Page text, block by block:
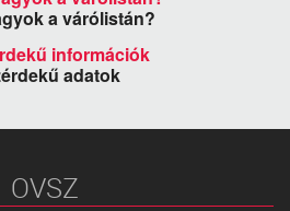
a várólistán?
adatok
OVSZ